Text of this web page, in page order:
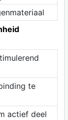
te
actief deel